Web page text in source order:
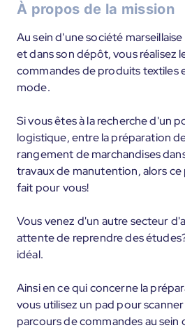
À propos de la mission
Au sein d'une société
et dans son dépôt, vous réalisez
commandes de produits textiles
mode.
Si vous êtes à la recherche d'un
logistique, entre la préparation
rangement de marchandises
travaux de manutention, alors
fait pour vous!
Vous venez d'un autre secteur
attente de reprendre des
idéal.
Ainsi en ce qui concerne la
vous utilisez un pad pour
parcours de commandes au sein